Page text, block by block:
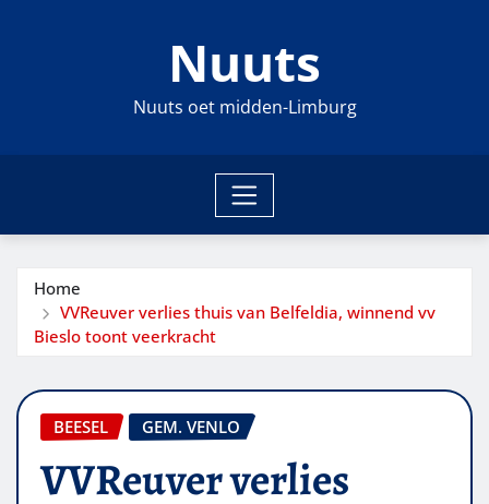
Nuuts
Nuuts oet midden-Limburg
Home
VVReuver verlies thuis van Belfeldia, winnend vv
Bieslo toont veerkracht
BEESEL GEM. VENLO
VVReuver verlies